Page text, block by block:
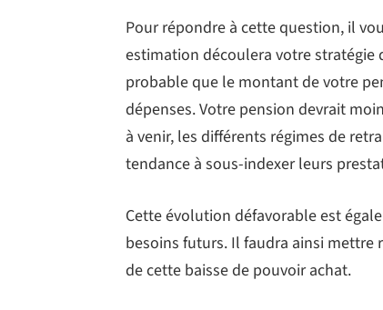
Pour répondre à cette question, il
estimation découlera votre stratégie
probable que le montant de votre
dépenses. Votre pension devrait
à venir, les différents régimes de
tendance à sous-indexer leurs
Cette évolution défavorable est
besoins futurs. Il faudra ainsi
de cette baisse de pouvoir achat.